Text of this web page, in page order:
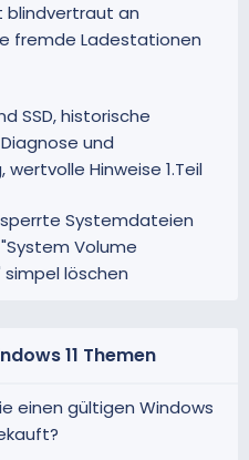
blindvertraut an
fremde Ladestationen
SSD, historische
und
wertvolle Hinweise 1.Teil
Systemdateien
Volume
löschen
11 Themen
einen gültigen Windows